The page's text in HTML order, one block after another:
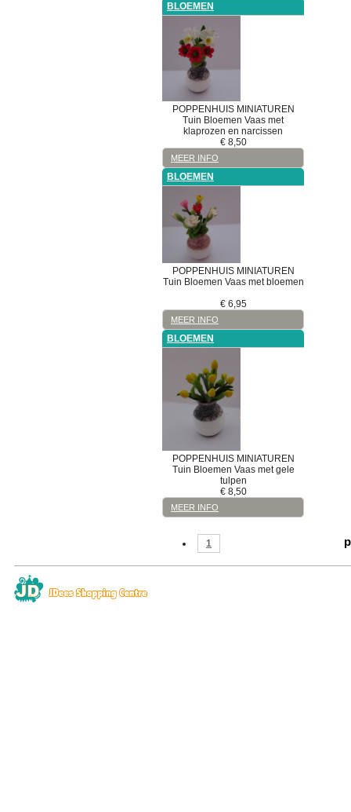
BLOEMEN
POPPENHUIS MINIATUREN
Tuin Bloemen Vaas met
klaprozen en narcissen
€ 8,50
MEER INFO
BLOEMEN
POPPENHUIS MINIATUREN
Tuin Bloemen Vaas met bloemen
€ 6,95
MEER INFO
BLOEMEN
POPPENHUIS MINIATUREN
Tuin Bloemen Vaas met gele
tulpen
€ 8,50
MEER INFO
1